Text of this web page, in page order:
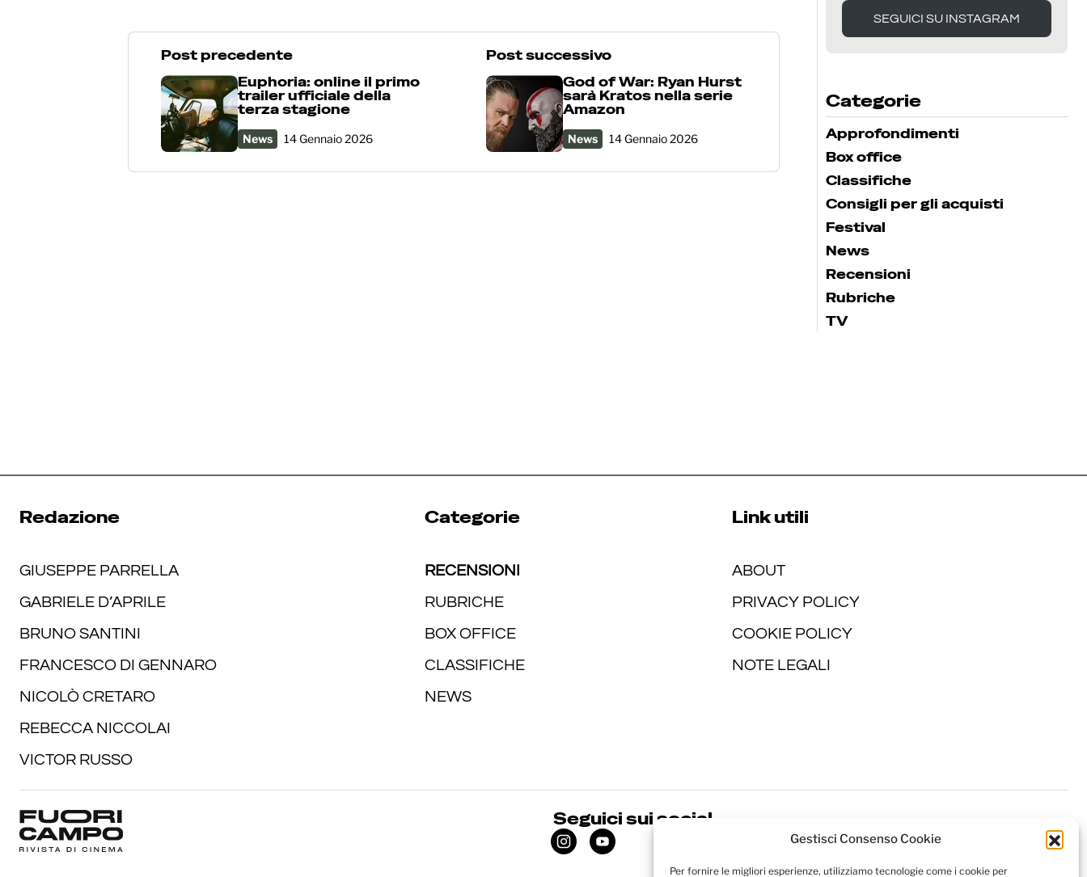
Gestisci Consenso Cookie
Per fornire le migliori esperienze, utilizziamo tecnologie come i cookie per
Post precedente
Euphoria: online il primo
trailer ufficiale della
terza stagione
News 14 Gennaio 2026
Post successivo
God of War: Ryan Hurst
sarà Kratos nella serie
Amazon
News 14 Gennaio 2026
SEGUICI SU INSTAGRAM
SEGUICI SU INSTAGRAM
Categorie
Approfondimenti
Box office
Classifiche
Consigli per gli acquisti
Festival
News
Recensioni
Rubriche
TV
Redazione
GIUSEPPE PARRELLA
GABRIELE D’APRILE
BRUNO SANTINI
FRANCESCO DI GENNARO
NICOLÒ CRETARO
REBECCA NICCOLAI
VICTOR RUSSO
Categorie
RECENSIONI
RUBRICHE
BOX OFFICE
CLASSIFICHE
NEWS
Link utili
ABOUT
PRIVACY POLICY
COOKIE POLICY
NOTE LEGALI
Seguici sui social